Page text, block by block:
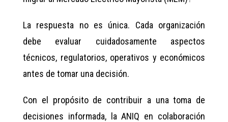
La respuesta no es única. Cada organización
debe evaluar cuidadosamente aspectos
técnicos, regulatorios, operativos y económicos
antes de tomar una decisión.
Con el propósito de contribuir a una toma de
decisiones informada, la ANIQ en colaboración